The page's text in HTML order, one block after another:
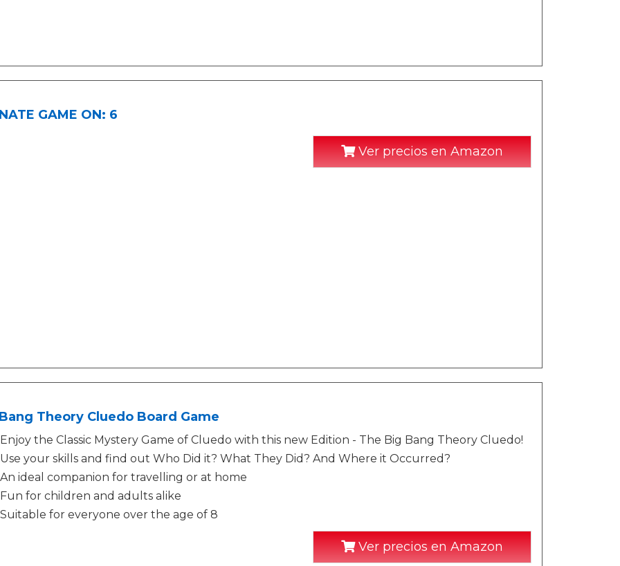
GAME ON: 6
Ver precios en Amazon
Theory Cluedo Board Game
Enjoy the Classic Mystery Game of Cluedo with this new Edition - The Big Bang Theory Cluedo!
Use your skills and find out Who Did it? What They Did? And Where it Occurred?
An ideal companion for travelling or at home
Fun for children and adults alike
Suitable for everyone over the age of 8
Ver precios en Amazon